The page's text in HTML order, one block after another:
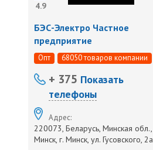
4.9
БЭС-Электро Частное
предприятие
Опт 68050 товаров компании
+ 375 Показать
телефоны
Адрес:
220073, Беларусь, Минская обл.,
Минск, г. Минск, ул. Гусовского, 2а